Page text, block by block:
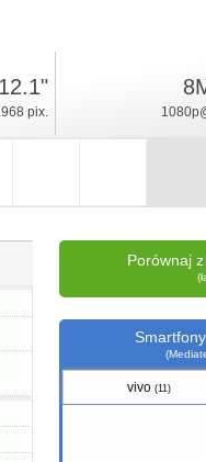
12.1"
pix.
Porównaj
vivo(11)